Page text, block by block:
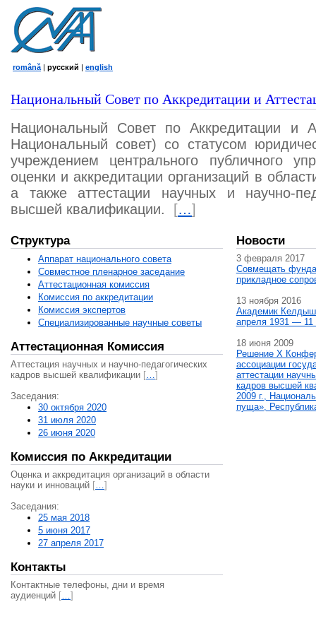
română | русский | english
Национальный Совет по Аккредитации и
Национальный Совет по Аккредитации и
Национальный совет) со статусом
учреждением центрального публичного
оценки и аккредитации организаций в
а также аттестации научных и научно-
высшей квалификации.
[…]
Структура
Аппарат национального совета
Совместное пленарное заседание
Аттестационная комисcия
Комиссия по аккредитации
Комиссия экспертов
Специализированные научные советы
Аттестационная Комиссия
Аттестация научных и научно-педагогических
кадров высшей квалификации […]
Заседания:
30 октября 2020
31 июля 2020
26 июня 2020
Комиссия по Аккредитации
Оценка и аккредитация организаций в области
науки и инноваций […]
Заседания:
25 мая 2018
5 июня 2017
27 апреля 2017
Контакты
Контактные телефоны, дни и время
аудиенций […]
Новости
3 февраля 2017
Совмещать
прикладное
13 ноября 2016
Академик
апреля 1931 — 11
18 июня 2009
Решение X
ассоциации
аттестации
кадров высшей
2009 г.,
пуща»,